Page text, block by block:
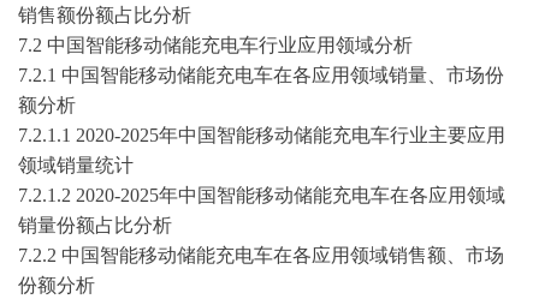
销售额份额占比分析
7.2 中国 智能移动储能充电车行业应用领域分析
7.2.1 中国 智能移动储能充电车在各应用领域销量、市场份
额分析
7.2.1.1 2020-2025年中国 智能移动储能充电车行业主要应用
领域销量统计
7.2.1.2 2020-2025年中国 智能移动储能充电车在各应用领域
销量份额占比分析
7.2.2 中国 智能移动储能充电车在各应用领域销售额、市场
份额分析